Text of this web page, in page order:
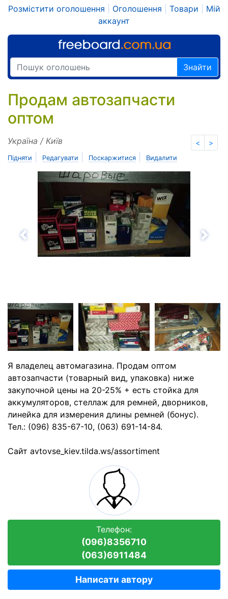
Розмістити оголошення Оголошення Товари
Мій
аккаунт
Знайти
Продам автозапчасти
оптом
< >
Україна / Київ
Підняти Редагувати Поскаржитися Видалити
Назад
Я владелец автомагазина. Продам оптом
автозапчасти (товарный вид, упаковка) ниже
закупочной цены на 20-25% + есть стойка для
аккумуляторов, стеллаж для ремней, дворников,
линейка для измерения длины ремней (бонус).
Тел.: (096) 835-67-10, (063) 691-14-84.
Cайт avtovse_kiev.tilda.ws/assortiment
Телефон:
(096)8356710
(063)6911484
Написати автору